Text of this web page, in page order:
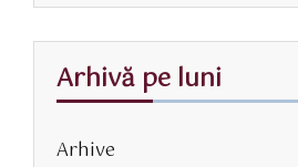
Arhivă pe luni
Arhive